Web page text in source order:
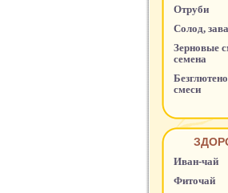
Отруби
Солод,
Зерновые
семена
смеси
Иван-чай
Фиточай